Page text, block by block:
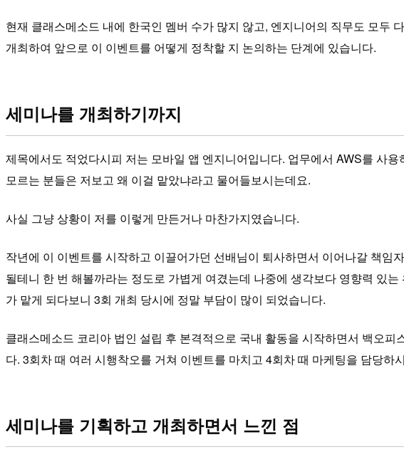
현재 클래스메소드 내에 한국인 멤버 수가 많지 않고, 엔지니어의 직무도 모두
개최하여 앞으로 이 이벤트를 어떻게 정착할 지 논의하는 단계에 있습니다.
세미나를 개최하기까지
제목에서도 적었다시피 저는 모바일 앱 엔지니어입니다. 업무에서 AWS를 사
모르는 분들은 저보고 왜 이걸 맡았냐라고 물어들보시는데요.
사실 그냥 상황이 저를 이렇게 만든거나 마찬가지였습니다.
작년에 이 이벤트를 시작하고 이끌어가던 선배님이 퇴사하면서 이어나갈 책
될테니 한 번 해볼까라는 정도로 가볍게 여겼는데 나중에 생각보다 영향력 있
가 맡게 되다보니 3회 개최 당시에 정말 부담이 많이 되었습니다.
클래스메소드 코리아 법인 설립 후 본격적으로 국내 활동을 시작하면서 백오
다. 3회차 때 여러 시행착오를 거쳐 이벤트를 마치고 4회차 때 마케팅을 담당
세미나를 기획하고 개최하면서 느낀 점